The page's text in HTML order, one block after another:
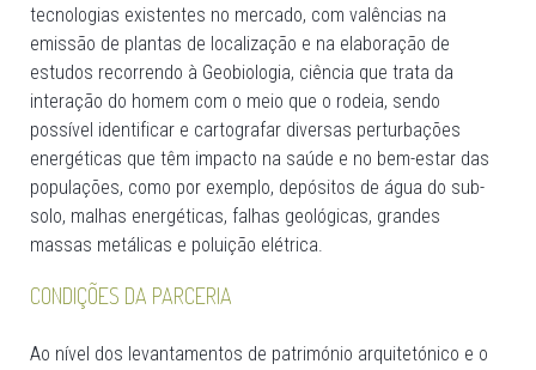
tecnologias existentes no mercado, com valências na
emissão de plantas de localização e na elaboração de
estudos recorrendo à Geobiologia, ciência que trata da
interação do homem com o meio que o rodeia, sendo
possível identificar e cartografar diversas perturbações
energéticas que têm impacto na saúde e no bem-estar das
populações, como por exemplo, depósitos de água do sub-
solo, malhas energéticas, falhas geológicas, grandes
massas metálicas e poluição elétrica.
CONDIÇÕES DA PARCERIA
Ao nível dos levantamentos de património arquitetónico e o